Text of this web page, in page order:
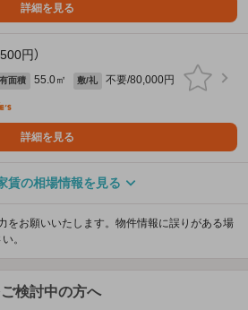
詳細を見る
円）
面積 55.0㎡ 敷/礼
不要/80,000円
詳細を見る
賃の相場情報を見る
をお願いいたします。物件情報に誤りがある場
。
検討中の方へ